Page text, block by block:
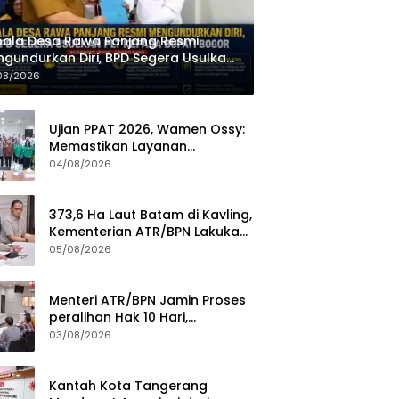
Desa Rawa Panjang Resmi
Diri, BPD Segera Usulkan
kepada Bupati Bogor
2026
Ujian PPAT 2026, Wamen Ossy:
Memastikan Layanan
Pertanahan dari PPAT yang
04/08/2026
373,6 Ha Laut Batam di Kavling,
Kementerian ATR/BPN Lakukan
Investigasi
05/08/2026
Menteri ATR/BPN Jamin Proses
peralihan Hak 10 Hari,
Pengukuran Terjadwal Waktu
03/08/2026
Kantah Kota Tangerang